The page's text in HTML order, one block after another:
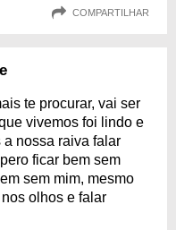
COMPARTILHAR
te procurar, vai ser
vivemos foi lindo e
nossa raiva falar
ficar bem sem
sem mim, mesmo
olhos e falar